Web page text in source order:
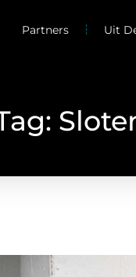
Partners Uit